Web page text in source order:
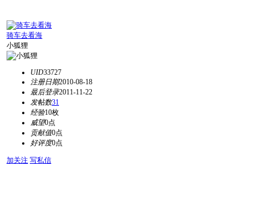
骑车去看海
小狐狸
UID33727
注册日期2010-08-18
最后登录2011-11-22
发帖数31
经验10枚
威望0点
贡献值0点
好评度0点
加关注 写私信